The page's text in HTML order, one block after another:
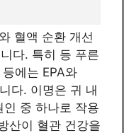
혈액 순환 개선
다. 특히 등 푸른
에는 EPA와
다. 이명은 귀 내
중 하나로 작용
산이 혈관 건강을